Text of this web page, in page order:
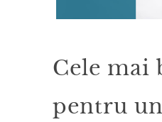
Cele mai
pentru